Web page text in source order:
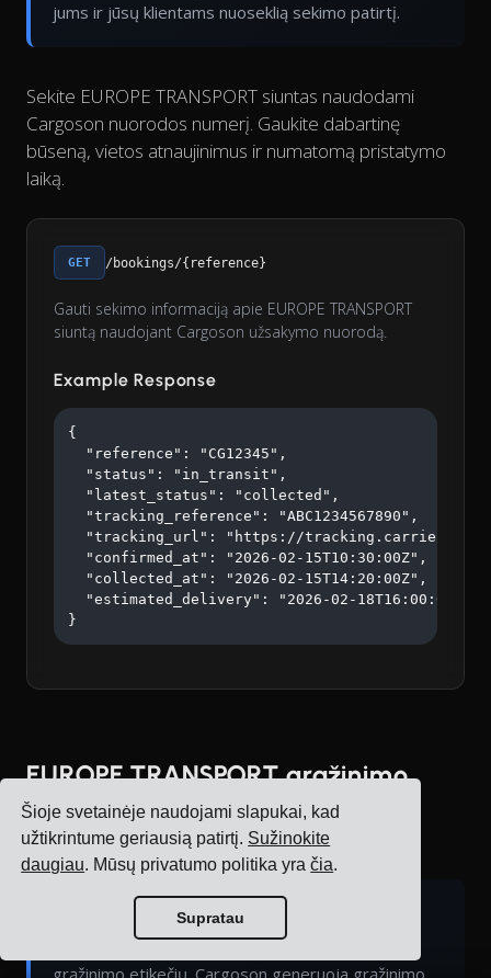
Šioje svetainėje naudojami slapukai, kad
užtikrintume geriausią patirtį. Sužinokite
daugiau. Mūsų privatumo politika yračia.
Supratau
jums ir jūsų klientams nuoseklią sekimo patirtį.
Sekite EUROPE TRANSPORT siuntas naudodami
Cargoson nuorodos numerį. Gaukite dabartinę
būseną, vietos atnaujinimus ir numatomą pristatymo
laiką.
GET /bookings/{reference}
Gauti sekimo informaciją apie EUROPE TRANSPORT
siuntą naudojant Cargoson užsakymo nuorodą.
Example Response
{
  "reference": "CG12345",
  "status": "in_transit",
  "latest_status": "collected",
  "tracking_reference": "ABC1234567890",
"tracking_url": "https://
  "confirmed_at": "2026-02-15T10:30:00Z",
  "collected_at": "2026-02-15T14:20:00Z",
  "estimated_delivery": "2026-02-18T16:00:00Z"
}
EUROPE TRANSPORT grąžinimo
etikečių API
Veikia su Cargoson
Cargoson patobulinimas: